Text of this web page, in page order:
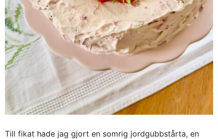
Till fikat hade jag gjort en somrig jordgubbstårta, en